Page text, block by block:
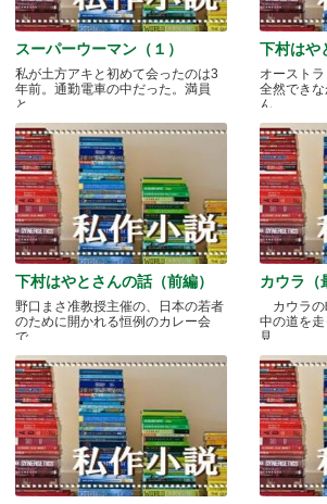
スーパーウーマン（１）
私が土方アキと初めて会ったのは3
年前。通勤電車の中だった。満員
と.....
下村はや
オースト
全然でき
ん.....
下村はやとさんの話（前編）
野口まさ准教授主催の、日本の若者
のために開かれる恒例のカレー会
で.....
カウラ（
カウラの
中の道を
見.....